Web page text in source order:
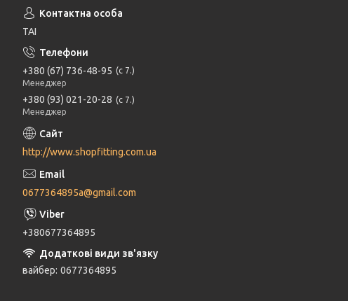
ТАІ
+380 (67) 736-48-95
с 7.
Менеджер
+380 (93) 021-20-28
с 7.
Менеджер
http://www.shopfitting.com.ua
0677364895a@gmail.com
+380677364895
вайбер 0677364895